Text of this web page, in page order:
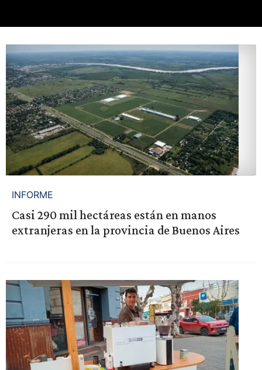
INFORME
Casi 290 mil hectáreas están en manos
extranjeras en la provincia de Buenos Aires